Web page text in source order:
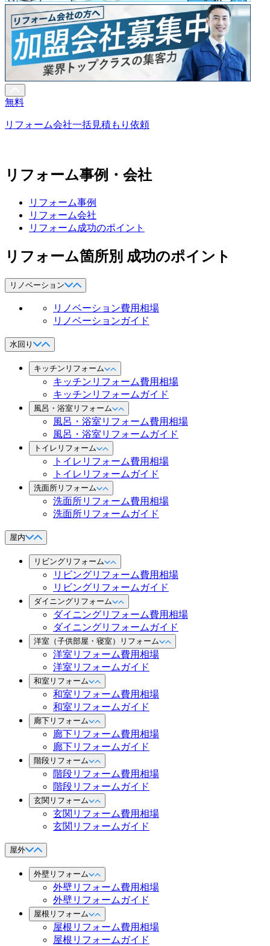
無料
リフォーム会社一括見積もり依頼
リフォーム事例・会社
リフォーム事例
リフォーム会社
リフォーム成功のポイント
リフォーム箇所別 成功のポイント
リノベーション
リノベーション費用相場
リノベーションガイド
水回り
キッチンリフォーム
キッチンリフォーム費用相場
キッチンリフォームガイド
風呂・浴室リフォーム
風呂・浴室リフォーム費用相場
風呂・浴室リフォームガイド
トイレリフォーム
トイレリフォーム費用相場
トイレリフォームガイド
洗面所リフォーム
洗面所リフォーム費用相場
洗面所リフォームガイド
屋内
リビングリフォーム
リビングリフォーム費用相場
リビングリフォームガイド
ダイニングリフォーム
ダイニングリフォーム費用相場
ダイニングリフォームガイド
洋室（子供部屋・寝室）リフォーム
洋室リフォーム費用相場
洋室リフォームガイド
和室リフォーム
和室リフォーム費用相場
和室リフォームガイド
廊下リフォーム
廊下リフォーム費用相場
廊下リフォームガイド
階段リフォーム
階段リフォーム費用相場
階段リフォームガイド
玄関リフォーム
玄関リフォーム費用相場
玄関リフォームガイド
屋外
外壁リフォーム
外壁リフォーム費用相場
外壁リフォームガイド
屋根リフォーム
屋根リフォーム費用相場
屋根リフォームガイド